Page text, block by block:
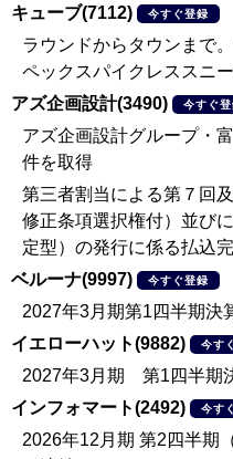
キューブ(7112)
今すぐ登録
ラウンドからタウンまで
ペックスパイクレススニ
アズ企画設計(3490)
今すぐ登
アズ企画設計グループ・
件を取得
第三者割当による第７回
修正条項選択権付）並び
定型）の発行に係る払込
ベルーナ(9997)
今すぐ登録
2027年3月期第1四半期決
イエローハット(9882)
今す
2027年3月期 第1四半期
インフォマート(2492)
今す
2026年12月期 第2四半期